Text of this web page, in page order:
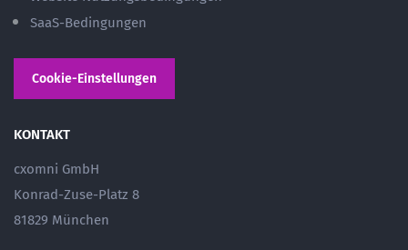
SaaS-Bedingungen
Cookie-Einstellungen
KONTAKT
cxomni GmbH
Konrad-Zuse-Platz 8
81829 München